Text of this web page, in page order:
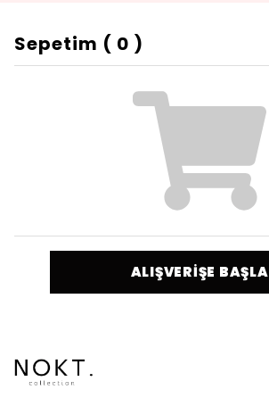
Sepetim ( 0 )
ALIŞVERİŞE BAŞLA